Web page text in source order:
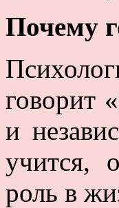
Почему
говорит
и
учится,
роль в